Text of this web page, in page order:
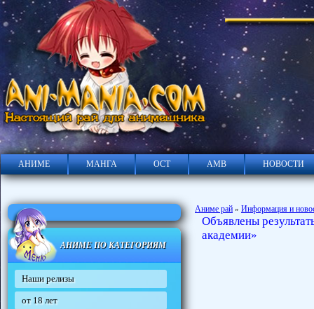
АНИМЕ МАНГА ОСТ АМВ НОВОСТИ
АНИМЕ ПО КАТЕГОРИЯМ
Наши релизы
от 18 лет
Аниме рай » Информация и
Объявлены
академии»